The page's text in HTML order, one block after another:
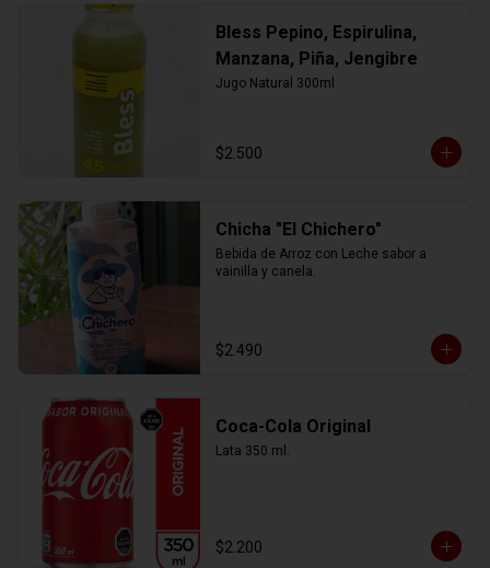
Bless Pepino, Espirulina,
Manzana, Piña, Jengibre
Jugo Natural 300ml
$2.500
Chicha "El Chichero"
Bebida de Arroz con Leche sabor a
vainilla y canela.
$2.490
Coca-Cola Original
Lata 350 ml.
$2.200